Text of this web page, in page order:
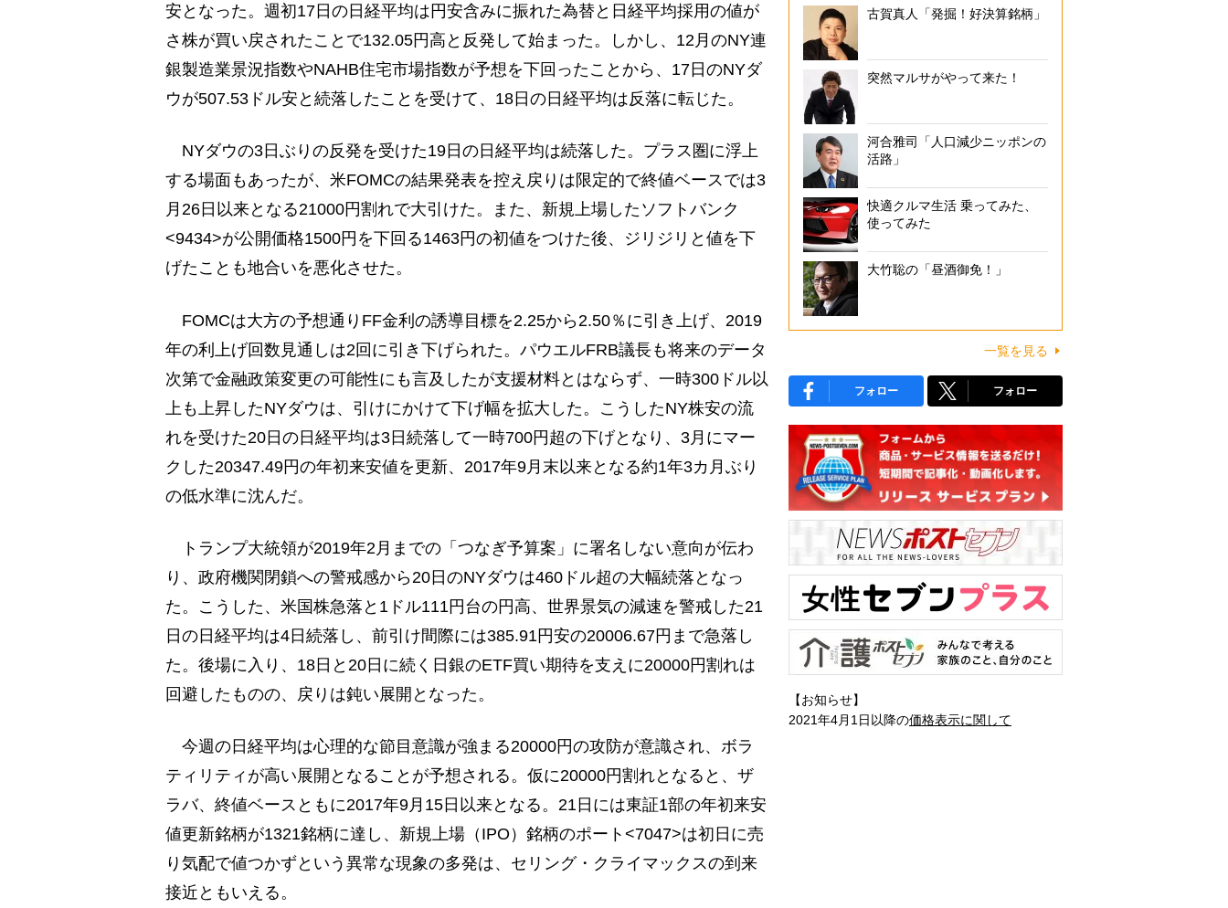
安となった。週初17日の日経平均は円安含みに振れた為替と日経平均採用の値が
さ株が買い戻されたことで132.05円高と反発して始まった。しかし、12月のNY連
銀製造業景況指数やNAHB住宅市場指数が予想を下回ったことから、17日のNYダ
ウが507.53ドル安と続落したことを受けて、18日の日経平均は反落に転じた。
NYダウの3日ぶりの反発を受けた19日の日経平均は続落した。プラス圏に浮上
する場面もあったが、米FOMCの結果発表を控え戻りは限定的で終値ベースでは3
月26日以来となる21000円割れで大引けた。また、新規上場したソフトバンク
<9434>が公開価格1500円を下回る1463円の初値をつけた後、ジリジリと値を下
げたことも地合いを悪化させた。
FOMCは大方の予想通りFF金利の誘導目標を2.25から2.50％に引き上げ、2019
年の利上げ回数見通しは2回に引き下げられた。パウエルFRB議長も将来のデータ
次第で金融政策変更の可能性にも言及したが支援材料とはならず、一時300ドル以
上も上昇したNYダウは、引けにかけて下げ幅を拡大した。こうしたNY株安の流
れを受けた20日の日経平均は3日続落して一時700円超の下げとなり、3月にマー
クした20347.49円の年初来安値を更新、2017年9月末以来となる約1年3カ月ぶり
の低水準に沈んだ。
トランプ大統領が2019年2月までの「つなぎ予算案」に署名しない意向が伝わ
り、政府機関閉鎖への警戒感から20日のNYダウは460ドル超の大幅続落となっ
た。こうした、米国株急落と1ドル111円台の円高、世界景気の減速を警戒した21
日の日経平均は4日続落し、前引け間際には385.91円安の20006.67円まで急落し
た。後場に入り、18日と20日に続く日銀のETF買い期待を支えに20000円割れは
回避したものの、戻りは鈍い展開となった。
今週の日経平均は心理的な節目意識が強まる20000円の攻防が意識され、ボラ
ティリティが高い展開となることが予想される。仮に20000円割れとなると、ザ
ラバ、終値ベースともに2017年9月15日以来となる。21日には東証1部の年初来安
値更新銘柄が1321銘柄に達し、新規上場（IPO）銘柄のポート<7047>は初日に売
り気配で値つかずという異常な現象の多発は、セリング・クライマックスの到来
接近ともいえる。
古賀真人「発掘！好決算銘柄」
突然マルサがやって来た！
河合雅司「人口減少ニッポンの
活路」
快適クルマ生活 乗ってみた、
使ってみた
大竹聡の「昼酒御免！」
一覧を見る
フォロー フォロー
【お知らせ】
2021年4月1日以降の価格表示に関して